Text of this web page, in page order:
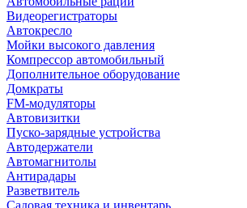
Видеорегистраторы
Автокресло
Мойки высокого давления
Компрессор автомобильный
Дополнительное оборудование
Домкраты
FM-модуляторы
Автовизитки
Пуско-зарядные устройства
Автодержатели
Автомагнитолы
Антирадары
Разветвитель
Садовая техника и инвентарь